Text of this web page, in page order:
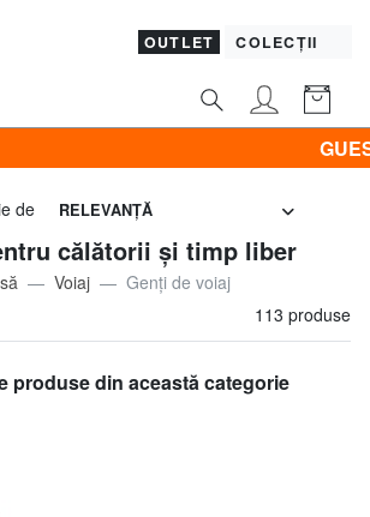
OUTLET COLECȚII
GUESS & PIQUADRO
de RELEVANŢĂ
călătorii și timp liber
Voiaj
Genți de voiaj
113 produse
produse din această categorie